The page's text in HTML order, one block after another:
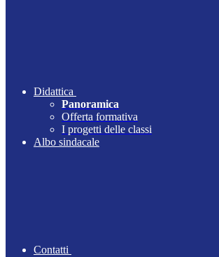
Didattica
Panoramica
Offerta formativa
I progetti delle classi
Albo sindacale
Contatti